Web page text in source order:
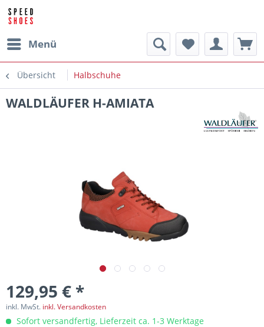
Menü
Übersicht Halbschuhe
WALDLÄUFER H-AMIATA
129,95 € *
inkl. MwSt. inkl. Versandkosten
Sofort versandfertig, Lieferzeit ca. 1-3 Werktage